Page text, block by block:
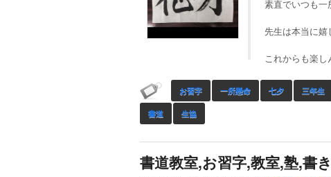
素直でいつも一
先生は本当に嬉
これからも楽し
お習字 一所懸命 七夕 三年生
書道 生協
書道教室,お習字,教室,塾,書